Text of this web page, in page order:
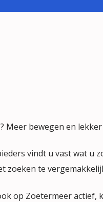
Meer bewegen en
vindt u vast wat u
zoeken te
op Zoetermeer actief,